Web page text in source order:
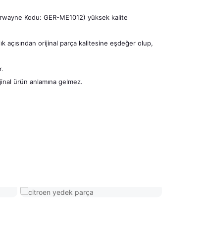
Kodu: GER-ME1012) yüksek kalite
açısından orijinal parça kalitesine eşdeğer olup,
ürün anlamına gelmez.